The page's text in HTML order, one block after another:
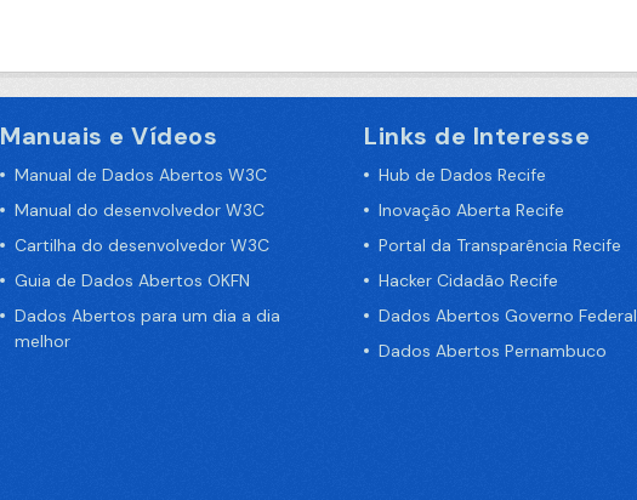
Manuais e Vídeos
Manual de Dados Abertos W3C
Manual do desenvolvedor W3C
Cartilha do desenvolvedor W3C
Guia de Dados Abertos OKFN
Dados Abertos para um dia a dia
melhor
Links de Interesse
Hub de Dados Recife
Inovação Aberta Recife
Portal da Transparência Recife
Hacker Cidadão Recife
Dados Abertos Governo Federal
Dados Abertos Pernambuco